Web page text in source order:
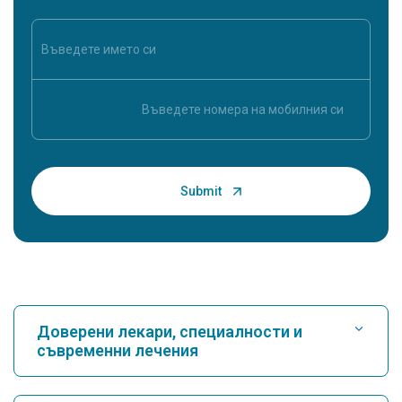
Доверени лекари, специалности и
съвременни лечения